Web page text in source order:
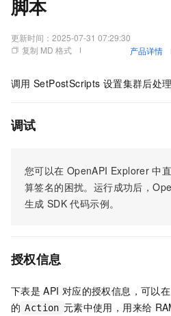
脚本
更新时间： 2025-07-31 07:29:30
复制 MD 格式
产品详情
调用 SetPostScripts 设置集群后处理
调试
您可以在 OpenAPI Explorer 中
算签名的困扰。运行成功后，
生成 SDK 代码示例。
授权信息
下表是 API 对应的授权信息，可以在
的 Action 元素中使用，用来给